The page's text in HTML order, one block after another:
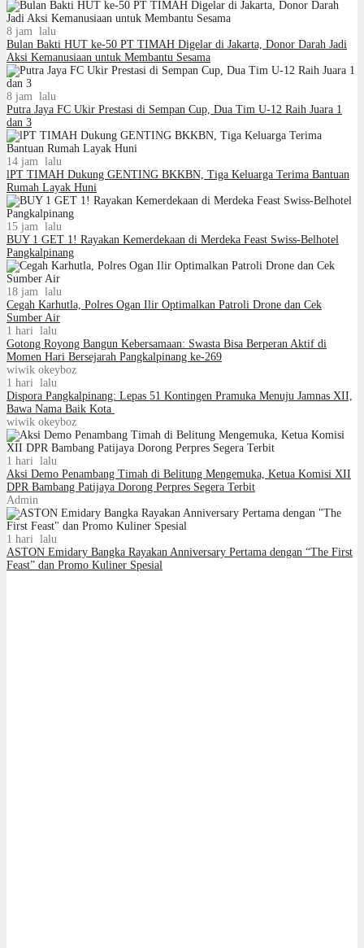
8 jam lalu
Bulan Bakti HUT ke-50 PT TIMAH Digelar di Jakarta, Donor Darah Jadi
Aksi Kemanusiaan untuk Membantu Sesama
8 jam lalu
Putra Jaya FC Ukir Prestasi di Sempan Cup, Dua Tim U-12 Raih Juara 1
dan 3
14 jam lalu
lPT TIMAH Dukung GENTING BKKBN, Tiga Keluarga Terima Bantuan
Rumah Layak Huni
15 jam lalu
BUY 1 GET 1! Rayakan Kemerdekaan di Merdeka Feast Swiss-Belhotel
Pangkalpinang
18 jam lalu
Cegah Karhutla, Polres Ogan Ilir Optimalkan Patroli Drone dan Cek
Sumber Air
1 hari lalu
Gotong Royong Bangun Kebersamaan: Swasta Bisa Berperan Aktif di
Momen Hari Bersejarah Pangkalpinang ke-269
wiwik okeyboz
1 hari lalu
Dispora Pangkalpinang: Lepas 51 Kontingen Pramuka Menuju Jamnas XII,
Bawa Nama Baik Kota
wiwik okeyboz
1 hari lalu
Aksi Demo Penambang Timah di Belitung Mengemuka, Ketua Komisi XII
DPR Bambang Patijaya Dorong Perpres Segera Terbit
Admin
1 hari lalu
ASTON Emidary Bangka Rayakan Anniversary Pertama dengan “The First
Feast” dan Promo Kuliner Spesial